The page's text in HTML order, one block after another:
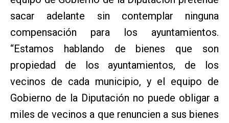
sacar adelante sin contemplar ninguna
compensación para los ayuntamientos.
“Estamos hablando de bienes que son
propiedad de los ayuntamientos, de los
vecinos de cada municipio, y el equipo de
Gobierno de la Diputación no puede obligar a
miles de vecinos a que renuncien a sus bienes